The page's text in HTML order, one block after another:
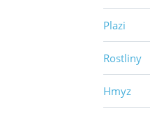
Plazi
Rostliny
Hmyz